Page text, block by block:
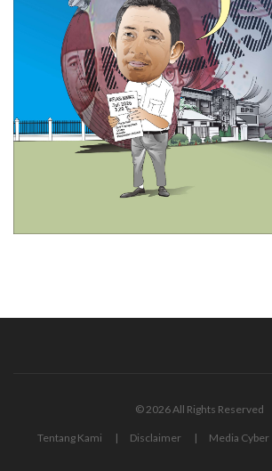
© 2026 All Rights Reserved
Tentang Kami Disclaimer Media Cyber